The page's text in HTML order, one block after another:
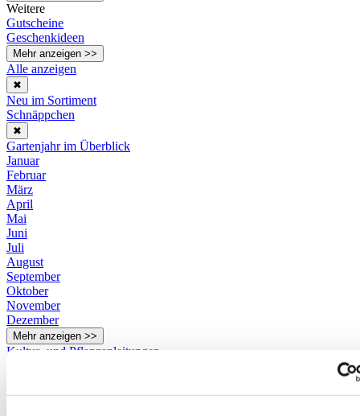
Weitere
Gutscheine
Geschenkideen
Mehr anzeigen >>
Alle anzeigen
✖
Neu im Sortiment
Schnäppchen
✖
Gartenjahr im Überblick
Januar
Februar
März
April
Mai
Juni
Juli
August
September
Oktober
November
Dezember
Mehr anzeigen >>
Kultur- und Pflanzanleitungen
Schneiden von Weinreben